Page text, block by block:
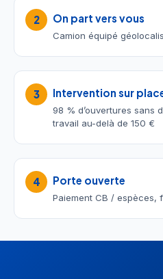
2 On part vers vous
Camion équipé
3 Intervention sur
98 % d’ouvertures sans
travail au-delà de 150 €
4 Porte ouverte
Paiement CB / espèces,